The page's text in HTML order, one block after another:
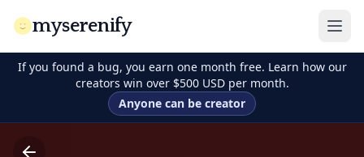
myserenify
If you found a bug, you earn one month free. Learn how our
creators win over $500 USD per month.
Anyone can be creator